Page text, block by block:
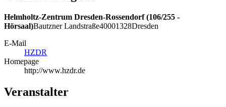
Helmholtz-Zentrum Dresden-Rossendorf (106/255 -
Hörsaal)Bautzner Landstraße40001328Dresden
E-Mail
HZDR
Homepage
http://www.hzdr.de
Veranstalter